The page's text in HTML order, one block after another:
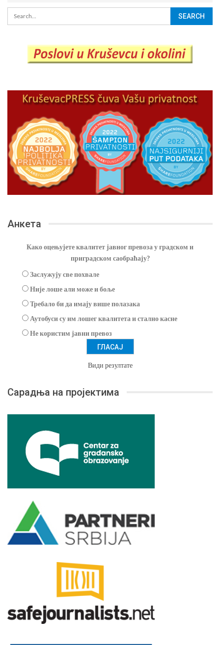
Анкета
Како оцењујете квалитет јавног превоза у градском и
приградском саобраћају?
Заслужују све похвале
Није лоше али може и боље
Требало би да имају више полазака
Аутобуси су им лошег квалитета и стално касне
Не користим јавни превоз
Види резултате
Сарадња на пројектима